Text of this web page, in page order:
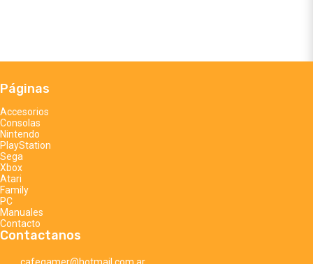
Páginas
Accesorios
Consolas
Nintendo
PlayStation
Sega
Xbox
Atari
Family
PC
Manuales
Contacto
Contactanos